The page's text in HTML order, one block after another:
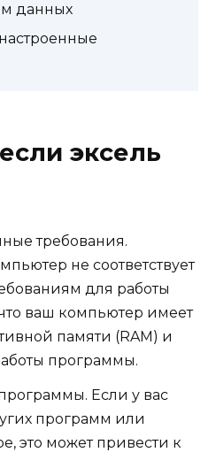
данных
эксель
требования.
не соответствует
для работы
ваш компьютер имеет
памяти (RAM) и
программы.
Если у вас
программ или
это может привести к